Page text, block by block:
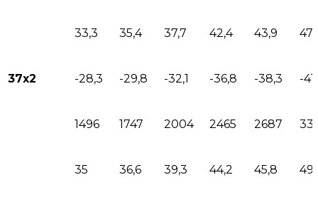
33,3 35,4 37,7 42,4 43,9
37х2 -28,3 -29,8 -32,1 -36,8 -38,3 -41
1496 1747 2004 2465 2687
35 36,6 39,3 44,2 45,8